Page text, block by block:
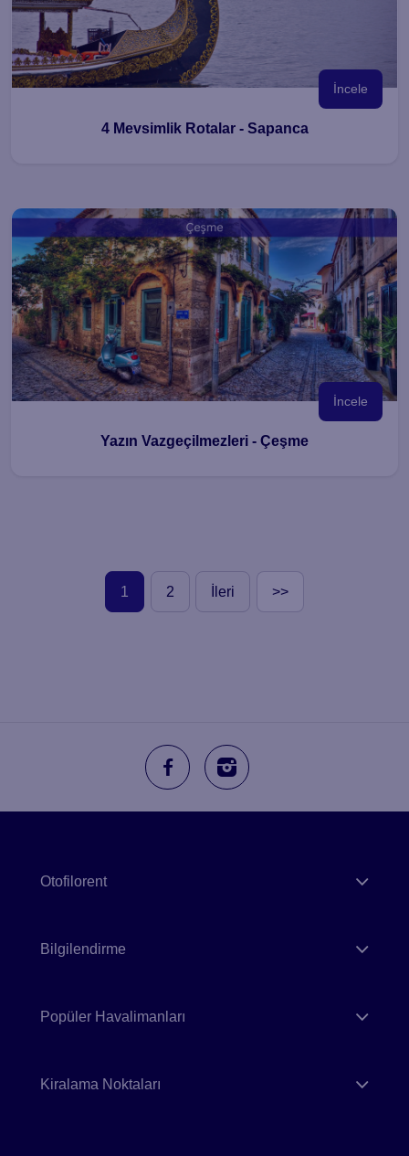
İncele
4 Mevsimlik Rotalar - Sapanca
İncele
Yazın Vazgeçilmezleri - Çeşme
1 2 İleri >>
Otofilorent
Bilgilendirme
Popüler Havalimanları
Kiralama Noktaları